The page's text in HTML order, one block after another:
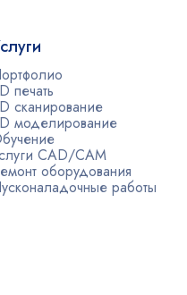
печать
сканирование
моделирование
CAD/CAM
оборудования
работы